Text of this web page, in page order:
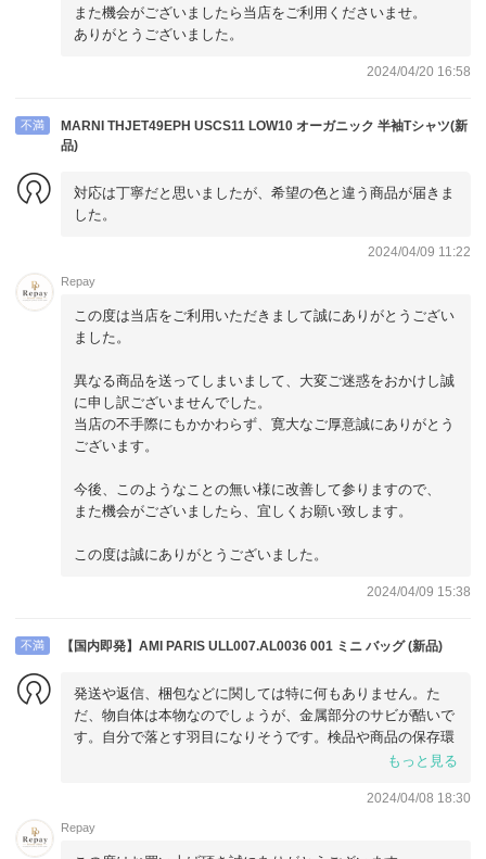
また機会がございましたら当店をご利用くださいませ。
ありがとうございました。
2024/04/20 16:58
不満
MARNI THJET49EPH USCS11 LOW10 オーガニック 半袖Tシャツ(新
品)
対応は丁寧だと思いましたが、希望の色と違う商品が届きま
した。
2024/04/09 11:22
Repay
この度は当店をご利用いただきまして誠にありがとうござい
ました。
異なる商品を送ってしまいまして、大変ご迷惑をおかけし誠
に申し訳ございませんでした。
当店の不手際にもかかわらず、寛大なご厚意誠にありがとう
ございます。
今後、このようなことの無い様に改善して参りますので、
また機会がございましたら、宜しくお願い致します。
この度は誠にありがとうございました。
2024/04/09 15:38
不満 【国内即発】AMI PARIS ULL007.AL0036 001 ミニ バッグ (新品)
発送や返信、梱包などに関しては特に何もありません。た
だ、物自体は本物なのでしょうが、金属部分のサビが酷いで
す。自分で落とす羽目になりそうです。検品や商品の保存環
もっと見る
2024/04/08 18:30
Repay